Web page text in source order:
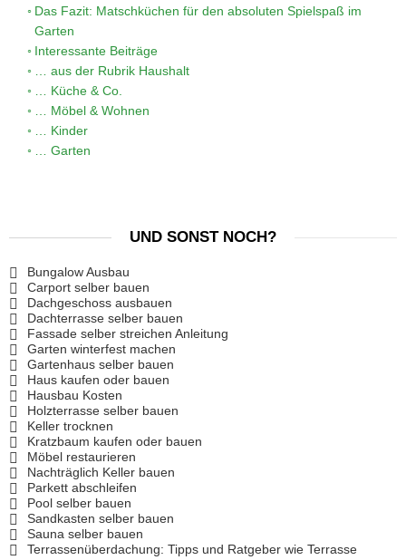
Das Fazit: Matschküchen für den absoluten Spielspaß im
Garten
Interessante Beiträge
… aus der Rubrik Haushalt
… Küche & Co.
… Möbel & Wohnen
… Kinder
… Garten
UND SONST NOCH?
Bungalow Ausbau
Carport selber bauen
Dachgeschoss ausbauen
Dachterrasse selber bauen
Fassade selber streichen Anleitung
Garten winterfest machen
Gartenhaus selber bauen
Haus kaufen oder bauen
Hausbau Kosten
Holzterrasse selber bauen
Keller trocknen
Kratzbaum kaufen oder bauen
Möbel restaurieren
Nachträglich Keller bauen
Parkett abschleifen
Pool selber bauen
Sandkasten selber bauen
Sauna selber bauen
Terrassenüberdachung: Tipps und Ratgeber wie Terrasse